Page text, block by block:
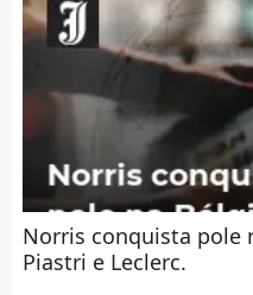
Norris conquista pole
Piastri e Leclerc.